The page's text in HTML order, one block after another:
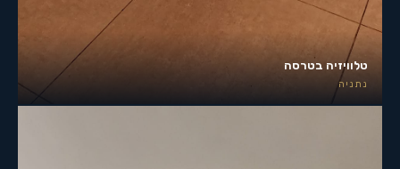
טלוויזיה בטרסה
נתניה